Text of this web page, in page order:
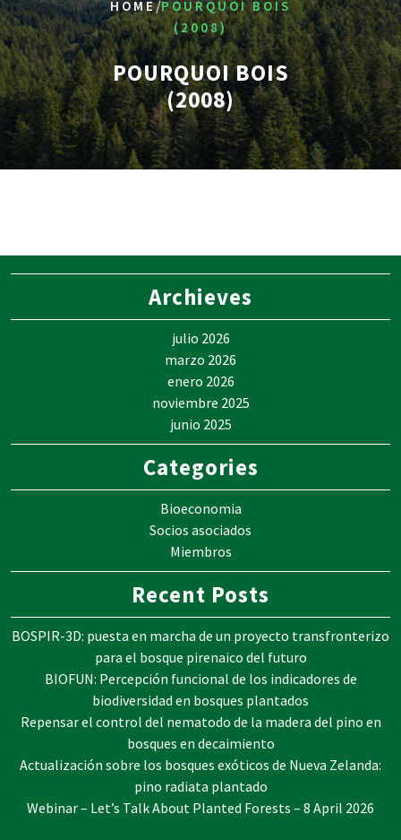
HOME/POURQUOI BOIS
(2008)
POURQUOI BOIS
(2008)
Archieves
julio 2026
marzo 2026
enero 2026
noviembre 2025
junio 2025
Categories
Bioeconomia
Socios asociados
Miembros
Recent Posts
BOSPIR-3D: puesta en marcha de un proyecto transfronterizo
para el bosque pirenaico del futuro
BIOFUN: Percepción funcional de los indicadores de
biodiversidad en bosques plantados
Repensar el control del nematodo de la madera del pino en
bosques en decaimiento
Actualización sobre los bosques exóticos de Nueva Zelanda:
pino radiata plantado
Webinar – Let’s Talk About Planted Forests – 8 April 2026